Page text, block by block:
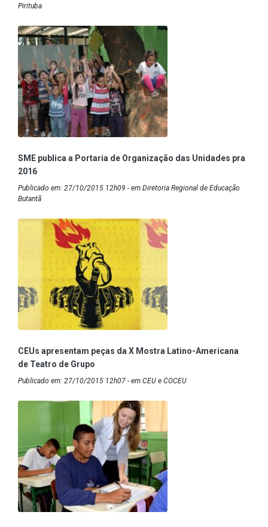
Pirituba
SME publica a Portaria de Organização das Unidades pra
2016
Publicado em: 27/10/2015 12h09 - em Diretoria Regional de Educação
Butantã
CEUs apresentam peças da X Mostra Latino-Americana
de Teatro de Grupo
Publicado em: 27/10/2015 12h07 - em CEU e COCEU